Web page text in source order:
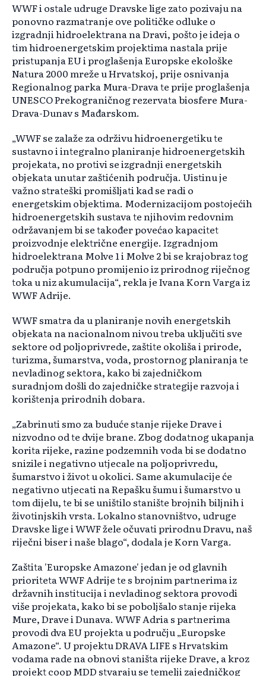
WWF i ostale udruge Dravske lige zato pozivaju na
ponovno razmatranje ove političke odluke o
izgradnji hidroelektrana na Dravi, pošto je ideja o
tim hidroenergetskim projektima nastala prije
pristupanja EU i proglašenja Europske ekološke
Natura 2000 mreže u Hrvatskoj, prije osnivanja
Regionalnog parka Mura-Drava te prije proglašenja
UNESCO Prekograničnog rezervata biosfere Mura-
Drava-Dunav s Mađarskom.
„WWF se zalaže za održivu hidroenergetiku te
sustavno i integralno planiranje hidroenergetskih
projekata, no protivi se izgradnji energetskih
objekata unutar zaštićenih područja. Uistinu je
važno strateški promišljati kad se radi o
energetskim objektima. Modernizacijom postojećih
hidroenergetskih sustava te njihovim redovnim
održavanjem bi se također povećao kapacitet
proizvodnje električne energije. Izgradnjom
hidroelektrana Molve 1 i Molve 2 bi se krajobraz tog
područja potpuno promijenio iz prirodnog riječnog
toka u niz akumulacija“, rekla je Ivana Korn Varga iz
WWF Adrije.
WWF smatra da u planiranje novih energetskih
objekata na nacionalnom nivou treba uključiti sve
sektore od poljoprivrede, zaštite okoliša i prirode,
turizma, šumarstva, voda, prostornog planiranja te
nevladinog sektora, kako bi zajedničkom
suradnjom došli do zajedničke strategije razvoja i
korištenja prirodnih dobara.
„Zabrinuti smo za buduće stanje rijeke Drave i
nizvodno od te dvije brane. Zbog dodatnog ukapanja
korita rijeke, razine podzemnih voda bi se dodatno
snizile i negativno utjecale na poljoprivredu,
šumarstvo i život u okolici. Same akumulacije će
negativno utjecati na Repašku šumu i šumarstvo u
tom dijelu, te bi se uništilo stanište brojnih biljnih i
životinjskih vrsta. Lokalno stanovništvo, udruge
Dravske lige i WWF žele očuvati prirodnu Dravu, naš
riječni biser i naše blago“, dodala je Korn Varga.
Zaštita 'Europske Amazone' jedan je od glavnih
prioriteta WWF Adrije te s brojnim partnerima iz
državnih institucija i nevladinog sektora provodi
više projekata, kako bi se poboljšalo stanje rijeka
Mure, Drave i Dunava. WWF Adria s partnerima
provodi dva EU projekta u području „Europske
Amazone“. U projektu DRAVA LIFE s Hrvatskim
vodama rade na obnovi staništa rijeke Drave, a kroz
projekt coop MDD stvaraju se temelji zajedničkog